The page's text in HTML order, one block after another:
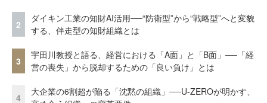
2
ダイキン工業の知財AI活用──“防衛型”から“戦略型”へと変貌
する、伴走型の知財組織とは
3
宇田川教授と語る、経営における「A面」と「B面」──「経
営の喪失」から脱却するための「良い負け」とは
4
大企業の6割超が陥る「沈黙の組織」──U-ZEROが明かす、